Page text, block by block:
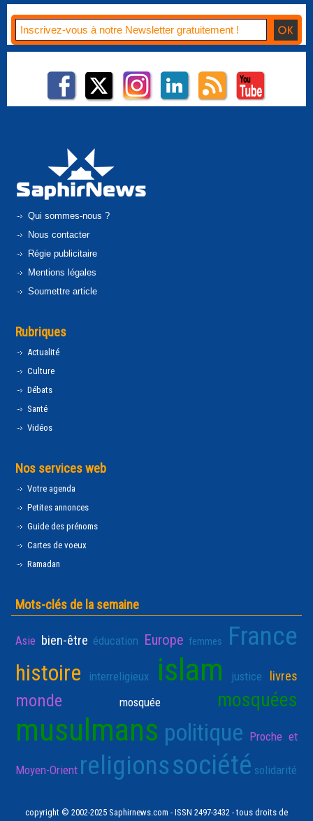
Qui sommes-nous ?
Nous contacter
Régie publicitaire
Mentions légales
Soumettre article
Rubriques
Actualité
Culture
Débats
Santé
Vidéos
Nos services web
Votre agenda
Petites annonces
Guide des prénoms
Cartes de voeux
Ramadan
Mots-clés de la semaine
Asie bien-être éducation Europe femmes France
histoire interreligieux islam justice livres
monde mosquée mosquées
musulmans politique Proche et
Moyen-Orient religionssociété solidarité
copyright © 2002-2025 Saphirnews.com - ISSN 2497-3432 - tous droits de